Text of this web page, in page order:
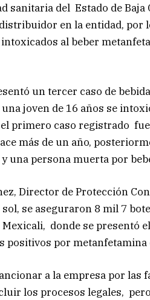
sanitaria del Estado de
en la entidad, por
al beber
un tercer caso de
joven de 16 años se
primero caso registrado
más de un año,
una persona muerta por
Director de Protección
se aseguraron 8 mil 7
Mexicali, donde se presentó
positivos por metanfetamina
a la empresa por
los procesos legales,